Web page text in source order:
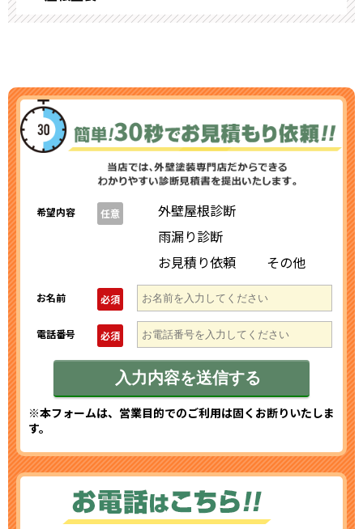
希望内容 任意
外壁屋根診断
雨漏り診断
お見積り依頼
その他
お名前 必須
電話番号 必須
※本フォームは、営業目的でのご利用は固くお断りいたしま
す。